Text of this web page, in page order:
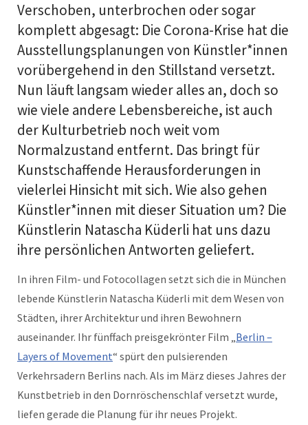
Verschoben, unterbrochen oder sogar
komplett abgesagt: Die Corona-Krise hat die
Ausstellungsplanungen von Künstler*innen
vorübergehend in den Stillstand versetzt.
Nun läuft langsam wieder alles an, doch so
wie viele andere Lebensbereiche, ist auch
der Kulturbetrieb noch weit vom
Normalzustand entfernt. Das bringt für
Kunstschaffende Herausforderungen in
vielerlei Hinsicht mit sich. Wie also gehen
Künstler*innen mit dieser Situation um? Die
Künstlerin Natascha Küderli hat uns dazu
ihre persönlichen Antworten geliefert.
In ihren Film- und Fotocollagen setzt sich die in München
lebende Künstlerin Natascha Küderli mit dem Wesen von
Städten, ihrer Architektur und ihren Bewohnern
auseinander. Ihr fünffach preisgekrönter Film „Berlin –
Layers of Movement“ spürt den pulsierenden
Verkehrsadern Berlins nach. Als im März dieses Jahres der
Kunstbetrieb in den Dornröschenschlaf versetzt wurde,
liefen gerade die Planung für ihr neues Projekt.